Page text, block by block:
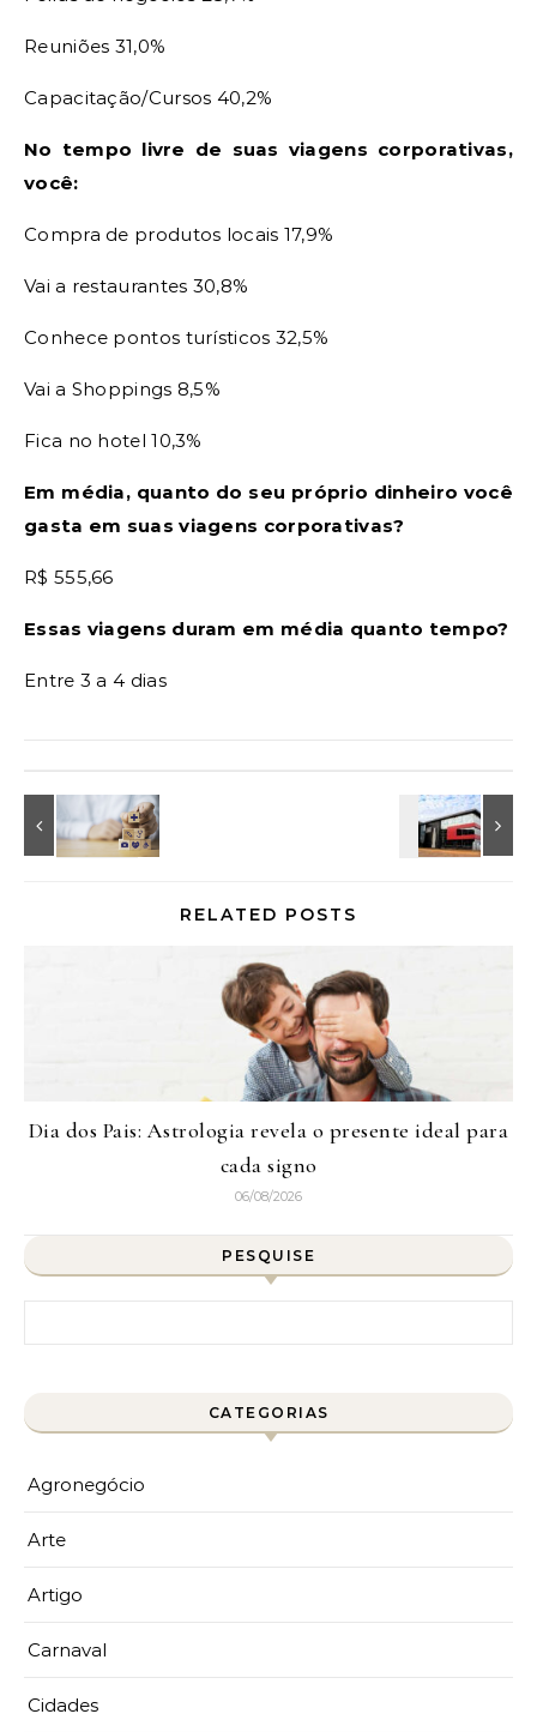
Reuniões 31,0%
Capacitação/Cursos 40,2%
No tempo livre de suas viagens corporativas,
você:
Compra de produtos locais 17,9%
Vai a restaurantes 30,8%
Conhece pontos turísticos 32,5%
Vai a Shoppings 8,5%
Fica no hotel 10,3%
Em média, quanto do seu próprio dinheiro você
gasta em suas viagens corporativas?
R$ 555,66
Essas viagens duram em média quanto tempo?
Entre 3 a 4 dias
RELATED POSTS
Dia dos Pais: Astrologia revela o presente ideal para
cada signo
06/08/2026
PESQUISE
CATEGORIAS
Agronegócio
Arte
Artigo
Carnaval
Cidades